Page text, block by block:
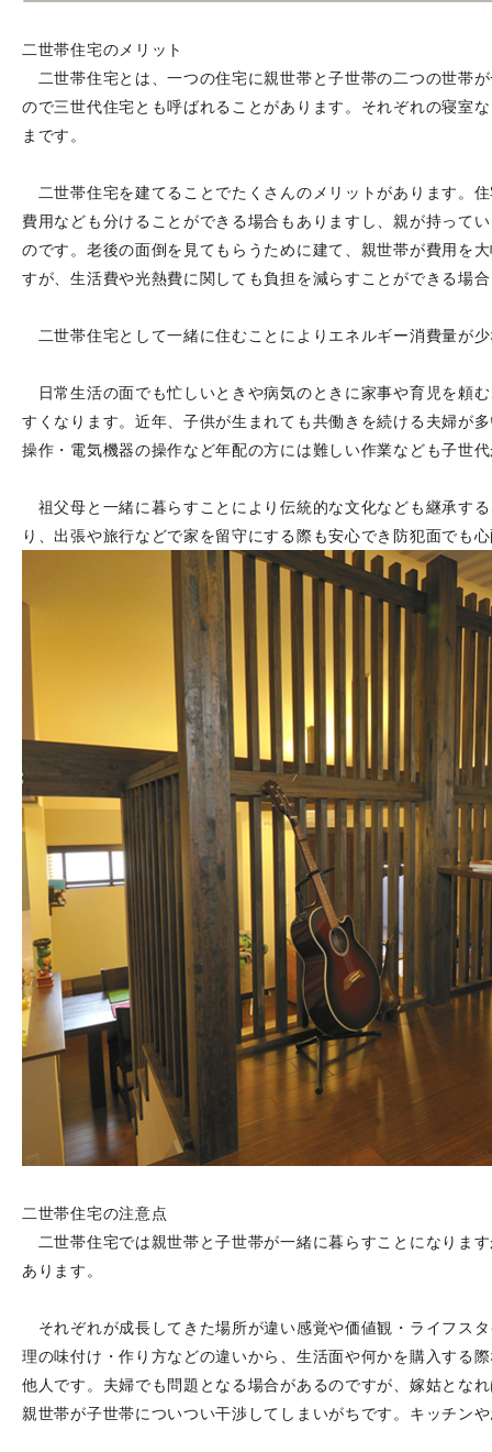
二世帯住宅のメリット
二世帯住宅とは、一つの住宅に親世帯と子世帯の二つの世帯
ので三世代住宅とも呼ばれることがあります。それぞれの寝室
まです。
二世帯住宅を建てることでたくさんのメリットがあります。
費用なども分けることができる場合もありますし、親が持って
のです。老後の面倒を見てもらうために建て、親世帯が費用を
すが、生活費や光熱費に関しても負担を減らすことができる場
二世帯住宅として一緒に住むことによりエネルギー消費量が
日常生活の面でも忙しいときや病気のときに家事や育児を頼
すくなります。近年、子供が生まれても共働きを続ける夫婦が
操作・電気機器の操作など年配の方には難しい作業なども子世
祖父母と一緒に暮らすことにより伝統的な文化なども継承す
り、出張や旅行などで家を留守にする際も安心でき防犯面でも
二世帯住宅の注意点
二世帯住宅では親世帯と子世帯が一緒に暮らすことになりま
あります。
それぞれが成長してきた場所が違い感覚や価値観・ライフス
理の味付け・作り方などの違いから、生活面や何かを購入する
他人です。夫婦でも問題となる場合があるのですが、嫁姑とな
親世帯が子世帯についつい干渉してしまいがちです。キッチン